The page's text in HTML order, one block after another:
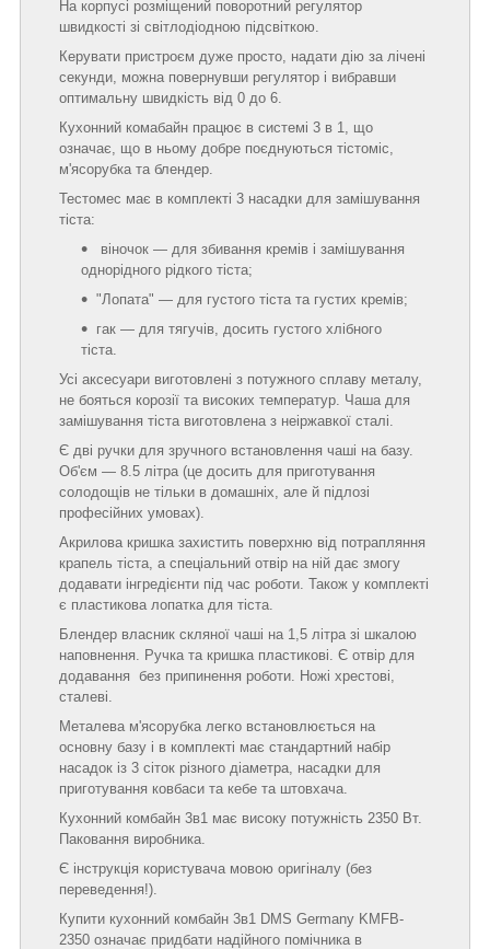
На корпусі розміщений поворотний регулятор
швидкості зі світлодіодною підсвіткою.
Керувати пристроєм дуже просто, надати дію за лічені
секунди, можна повернувши регулятор і вибравши
оптимальну швидкість від 0 до 6.
Кухонний комабайн працює в системі 3 в 1, що
означає, що в ньому добре поєднуються тістоміс,
м'ясорубка та блендер.
Тестомес має в комплекті 3 насадки для замішування
тіста:
віночок — для збивання кремів і замішування
однорідного рідкого тіста;
"Лопата" — для густого тіста та густих кремів;
гак — для тягучів, досить густого хлібного
тіста.
Усі аксесуари виготовлені з потужного сплаву металу,
не бояться корозії та високих температур. Чаша для
замішування тіста виготовлена з неіржавкої сталі.
Є дві ручки для зручного встановлення чаші на базу.
Об'єм — 8.5 літра (це досить для приготування
солодощів не тільки в домашніх, але й підлозі
професійних умовах).
Акрилова кришка захистить поверхню від потрапляння
крапель тіста, а спеціальний отвір на ній дає змогу
додавати інгредієнти під час роботи. Також у комплекті
є пластикова лопатка для тіста.
Блендер власник скляної чаші на 1,5 літра зі шкалою
наповнення. Ручка та кришка пластикові. Є отвір для
додавання без припинення роботи. Ножі хрестові,
сталеві.
Металева м'ясорубка легко встановлюється на
основну базу і в комплекті має стандартний набір
насадок із 3 сіток різного діаметра, насадки для
приготування ковбаси та кебе та штовхача.
Кухонний комбайн 3в1 має високу потужність 2350 Вт.
Паковання виробника.
Є інструкція користувача мовою оригіналу (без
переведення!).
Купити кухонний комбайн 3в1 DMS Germany KMFB-
2350 означає придбати надійного помічника в